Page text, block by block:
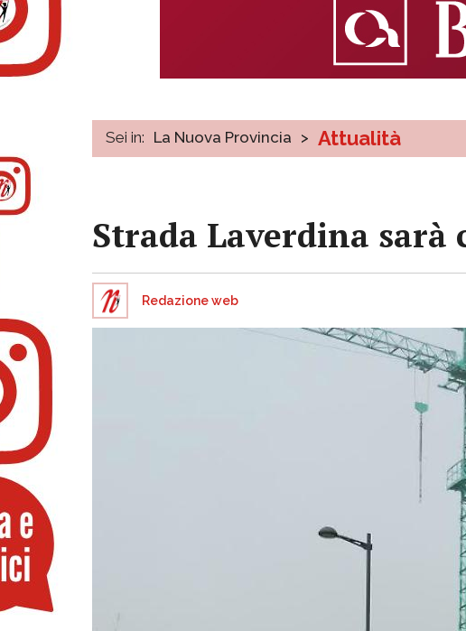
Sei in: La Nuova Provincia > Attualità
Strada Laverdina sarà
Redazione web